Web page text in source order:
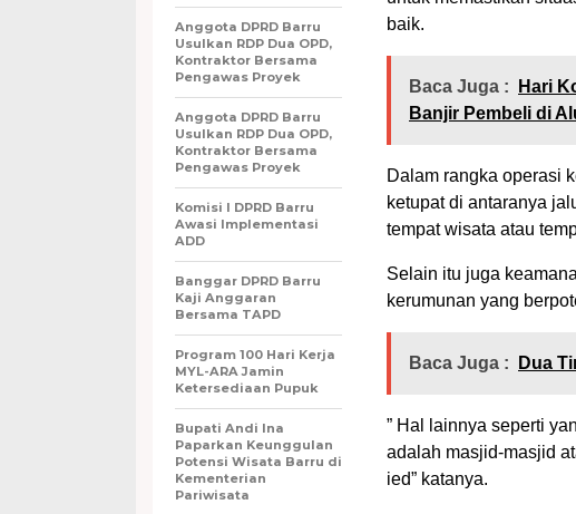
baik.
Baca Juga :
Hari
Banjir Pembeli di
Dalam rangka operasi
ketupat di antaranya
tempat wisata atau
Selain itu juga
kerumunan yang
Baca Juga : Dua
” Hal lainnya seperti
adalah masjid-masjid
ied” katanya.
Anggota DPRD Barru
Usulkan RDP Dua OPD,
Kontraktor Bersama
Pengawas Proyek
Anggota DPRD Barru
Usulkan RDP Dua OPD,
Kontraktor Bersama
Pengawas Proyek
Komisi I DPRD Barru
Awasi Implementasi
ADD
Banggar DPRD Barru
Kaji Anggaran
Bersama TAPD
Program 100 Hari Kerja
MYL-ARA Jamin
Ketersediaan Pupuk
Bupati Andi Ina
Paparkan Keunggulan
Potensi Wisata Barru di
Kementerian
Pariwisata